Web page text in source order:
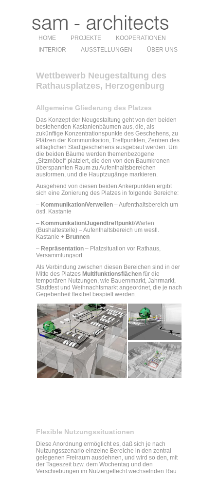
HOME PROJEKTE
KOOPERATIONEN
INTERIOR
AUSSTELLUNGEN ÜBER UNS
Wettbewerb Neugestaltung des
Rathausplatzes, Herzogenburg
Allgemeine Gliederung des Platzes
Das Konzept der Neugestaltung geht von den beiden
bestehenden Kastanienbäumen aus, die, als
zukünftige Konzentrationspunkte des Geschehens, zu
Plätzen der Kommunikation, Treffpunkten, Zentren des
alltäglichen Stadtgeschehens ausgebaut werden. Um
die beiden Bäume werden themenbezogene
„Sitzmöbel“ platziert, die den von den Baumkronen
überspannten Raum zu Aufenthaltsbereichen
ausformen, und die Hauptzugänge markieren.
Ausgehend von diesen beiden Ankerpunkten ergibt
sich eine Zonierung des Platzes in folgende Bereiche:
– Kommunikation/Verweilen – Aufenthaltsbereich um
östl. Kastanie
– Kommunikation/Jugendtreffpunkt/Warten
(Bushaltestelle) – Aufenthaltsbereich um westl.
Kastanie + Brunnen
– Repräsentation – Platzsituation vor Rathaus,
Versammlungsort
Als Verbindung zwischen diesen Bereichen sind in der
Mitte des Platzes Multifunktionsflächen für die
temporären Nutzungen, wie Bauernmarkt, Jahrmarkt,
Stadtfest und Weihnachtsmarkt angeordnet, die je nach
Gegebenheit flexibel bespielt werden.
Flexible Nutzungssituationen
Diese Anordnung ermöglicht es, daß sich je nach
Nutzungsszenario einzelne Bereiche in den zentral
gelegenen Freiraum ausdehnen, und wird so den, mit
der Tageszeit bzw. dem Wochentag und den
Verschiebungen im Nutzergeflecht wechselnden Rau